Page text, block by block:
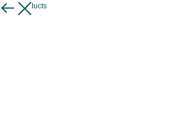
More products